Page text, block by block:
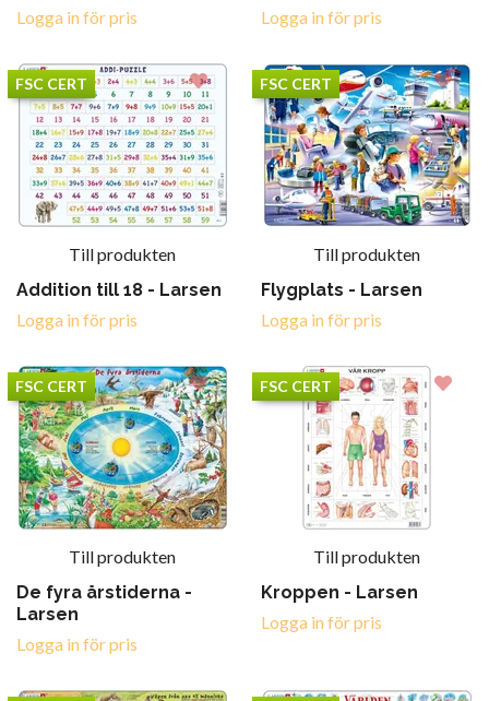
Logga in för pris
Logga in för pris
FSC CERT
Till produkten
Addition till 18 - Larsen
Logga in för pris
FSC CERT
Till produkten
Flygplats - Larsen
Logga in för pris
FSC CERT
Till produkten
De fyra årstiderna -
Larsen
Logga in för pris
FSC CERT
Till produkten
Kroppen - Larsen
Logga in för pris